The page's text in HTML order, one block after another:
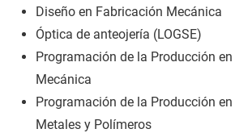
Diseño en Fabricación Mecánica
Óptica de anteojería (LOGSE)
Programación de la Producción
Mecánica
Programación de la Producción
Metales y Polímeros